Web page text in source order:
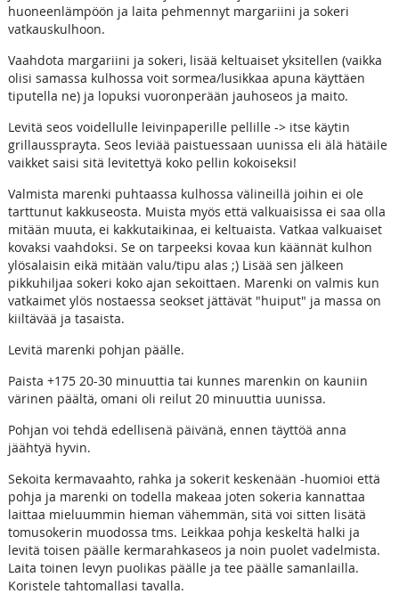
huoneenlämpöön ja laita pehmennyt margariini ja sokeri
vatkauskulhoon.
Vaahdota margariini ja sokeri, lisää keltuaiset yksitellen (vaikka
olisi samassa kulhossa voit sormea/lusikkaa apuna käyttäen
tiputella ne) ja lopuksi vuoronperään jauhoseos ja maito.
Levitä seos voidellulle leivinpaperille pellille -> itse käytin
grillaussprayta. Seos leviää paistuessaan uunissa eli älä hätäile
vaikket saisi sitä levitettyä koko pellin kokoiseksi!
Valmista marenki puhtaassa kulhossa välineillä joihin ei ole
tarttunut kakkuseosta. Muista myös että valkuaisissa ei saa olla
mitään muuta, ei kakkutaikinaa, ei keltuaista. Vatkaa valkuaiset
kovaksi vaahdoksi. Se on tarpeeksi kovaa kun käännät kulhon
ylösalaisin eikä mitään valu/tipu alas ;) Lisää sen jälkeen
pikkuhiljaa sokeri koko ajan sekoittaen. Marenki on valmis kun
vatkaimet ylös nostaessa seokset jättävät "huiput" ja massa on
kiiltävää ja tasaista.
Levitä marenki pohjan päälle.
Paista +175 20-30 minuuttia tai kunnes marenkin on kauniin
värinen päältä, omani oli reilut 20 minuuttia uunissa.
Pohjan voi tehdä edellisenä päivänä, ennen täyttöä anna
jäähtyä hyvin.
Sekoita kermavaahto, rahka ja sokerit keskenään -huomioi että
pohja ja marenki on todella makeaa joten sokeria kannattaa
laittaa mieluummin hieman vähemmän, sitä voi sitten lisätä
tomusokerin muodossa tms. Leikkaa pohja keskeltä halki ja
levitä toisen päälle kermarahkaseos ja noin puolet vadelmista.
Laita toinen levyn puolikas päälle ja tee päälle samanlailla.
Koristele tahtomallasi tavalla.